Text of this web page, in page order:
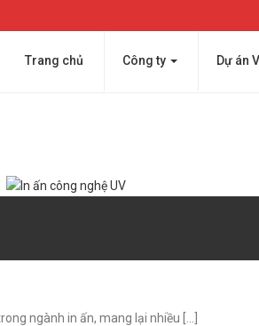
Trang chủ Công ty Dự án
ngành in ấn, mang lại nhiều [...]